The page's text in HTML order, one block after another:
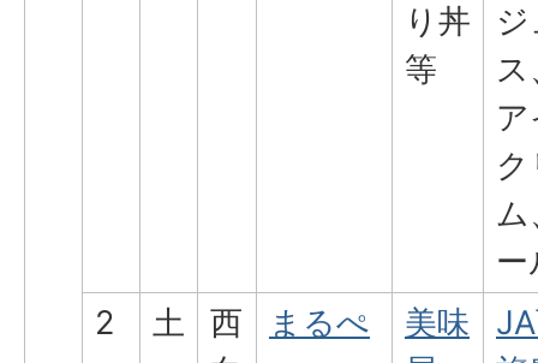
り丼
等
ス
ム
ー
2
土
西
まるぺ
美味